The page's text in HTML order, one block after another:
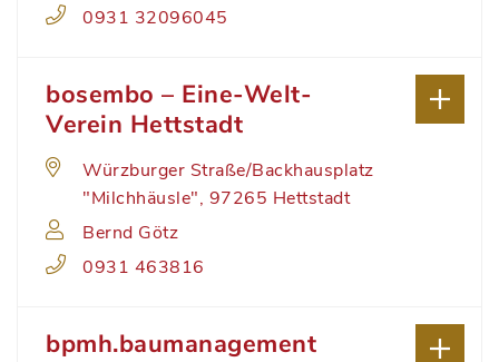
0931 32096045
bosembo – Eine-Welt-
Verein Hettstadt
Würzburger Straße/Backhausplatz
"Milchhäusle", 97265 Hettstadt
Bernd Götz
0931 463816
bpmh.baumanagement